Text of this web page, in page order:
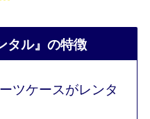
タル』の特徴
ツケースがレンタ